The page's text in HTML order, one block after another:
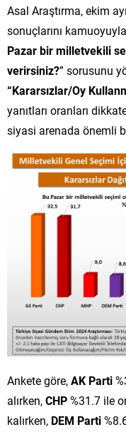
Asal Araştırma, ekim
sonuçlarını
Pazar bir milletvekili
verirsiniz?” sorusunu
“Kararsızlar/Oy
yanıtları oranları
siyasi arenada önemli
Ankete göre,AK Parti
alırken,CHP%31.7 ile
kalırken, DEM Parti